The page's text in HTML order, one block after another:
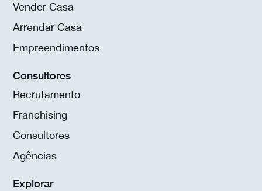
Vender Casa
Arrendar Casa
Empreendimentos
Consultores
Recrutamento
Franchising
Consultores
Agências
Explorar